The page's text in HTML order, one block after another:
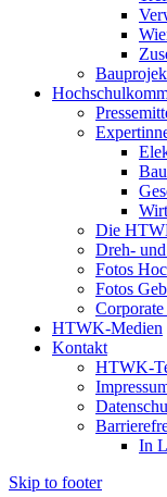
Die
Dreh-
Fotos
Fotos
HTWK-Medien
Kontakt
HTWK-
In
Skip to footer